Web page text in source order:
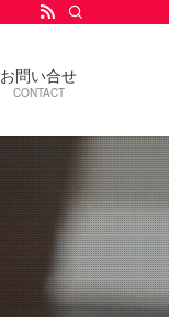
お問い合せ
CONTACT